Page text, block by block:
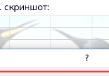
скриншот: